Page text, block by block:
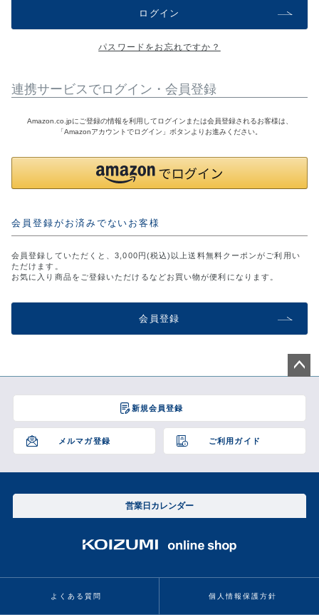
ブログ
ログイン
お問い合わせ
ログイン
パスワードをお忘れですか？
連携サービスでログイン・会員登録
Amazon.co.jpにご登録の情報を利用してログインまたは会員登録されるお客様は、
「Amazonアカウントでログイン」ボタンよりお進みください。
会員登録がお済みでないお客様
会員登録していただくと、3,000円(税込)以上送料無料クーポンがご利用い
ただけます。
お気に入り商品をご登録いただけるなどお買い物が便利になります。
会員登録
新規会員登録
メルマガ登録 ご利用ガイド
ジト
へ
営業日カレンダー
よくある質問 個人情報保護方針